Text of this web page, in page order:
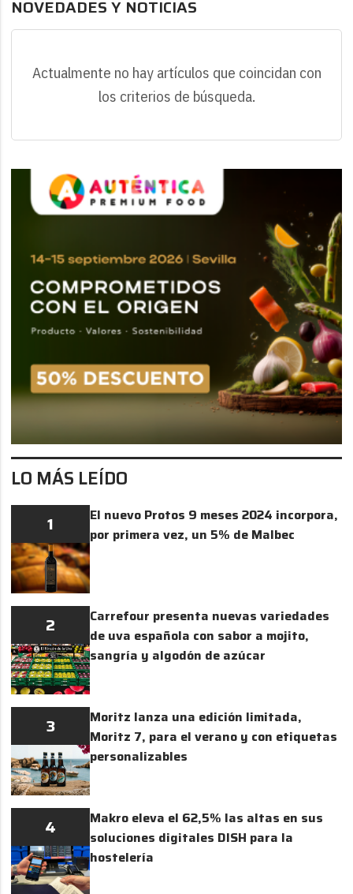
NOVEDADES Y NOTICIAS
Actualmente no hay artículos que coincidan con
los criterios de búsqueda.
LO MÁS LEÍDO
1
El nuevo Protos 9 meses 2024 incorpora,
por primera vez, un 5% de Malbec
2
Carrefour presenta nuevas variedades
de uva española con sabor a mojito,
sangría y algodón de azúcar
3
Moritz lanza una edición limitada,
Moritz 7, para el verano y con etiquetas
personalizables
4
Makro eleva el 62,5% las altas en sus
soluciones digitales DISH para la
hostelería